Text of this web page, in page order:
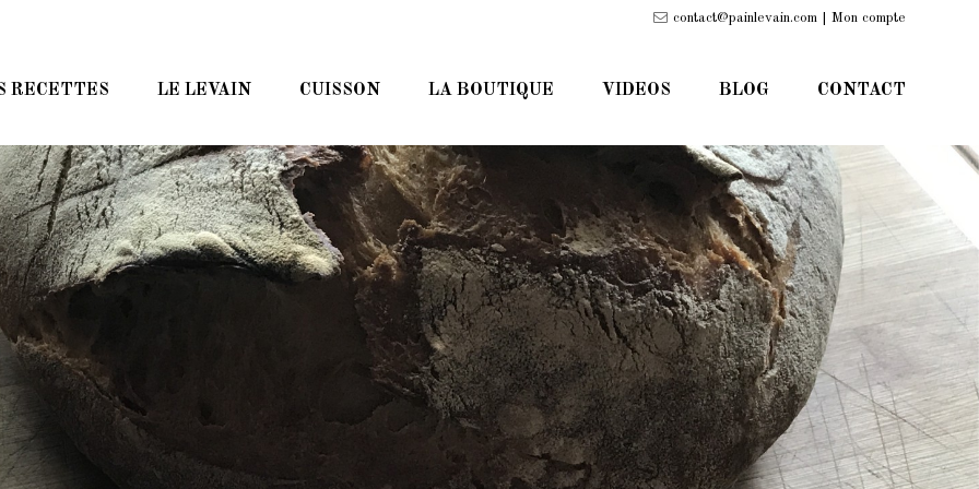
contact@painlevain.com | Mon compte
RECETTES LE LEVAIN CUISSON LA BOUTIQUE VIDEOS BLOG CONTACT